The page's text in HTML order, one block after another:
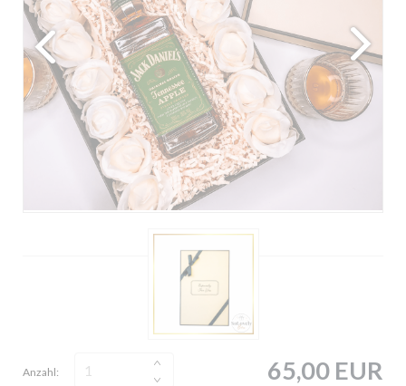
Anzahl: 65,00 EUR